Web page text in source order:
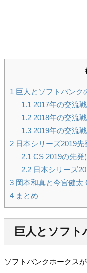
1 巨人とソフトバンク
1.1 2017年の交流戦
1.22018年の交流戦
1.32019年の交流戦
2 日本シリーズ2019
2.1 CS 2019の先発
2.2日本シリーズ
3 岡本和真と今宮健太
4 まとめ
巨人とソフト
ソフトバンクホークス